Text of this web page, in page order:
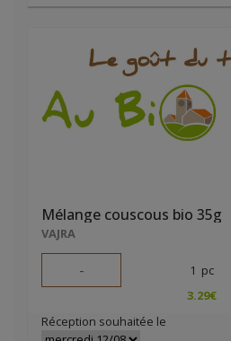
Mélange couscous bio 35g
VAJRA
- 1 pc
3.29€
Réception souhaitée le